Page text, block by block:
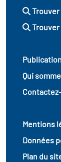
Qui
Mentions
Données
Plan du